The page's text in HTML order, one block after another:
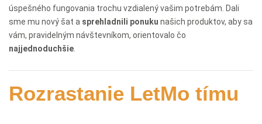
úspešného fungovania trochu vzdialený vašim potrebám. Dali
sme mu nový šat a sprehladnili ponuku našich produktov, aby sa
vám, pravidelným návštevníkom, orientovalo čo
najjednoduchšie
Rozrastanie LetMo tímu